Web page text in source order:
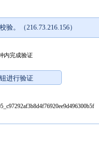
。（216.73.216.156）
内完成验证